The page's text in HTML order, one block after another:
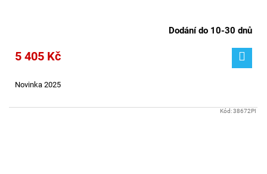
Dodání do 10-30 dnů
5 405 Kč
Novinka 2025
Kód:38672PI